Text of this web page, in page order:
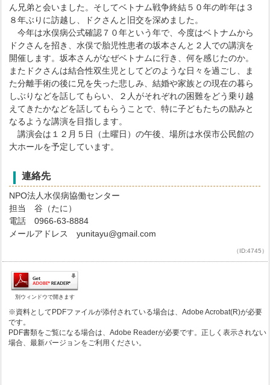
ん兄弟と会いました。そしてベトナム戦争終結５０年の昨年は３
８年ぶりに訪越し、ドクさんと旧交を深めました。
今年は水俣病公式確認７０年という年で、今度はベトナムから
ドクさんを招き、水俣で胎児性患者の坂本さんと２人での講演を
開催します。坂本さんがなぜベトナムに行き、何を感じたのか。
またドクさんは結合性双生児としてどのような日々を過ごし、ま
た分離手術の後に兄を失った悲しみ、結婚や家族との現在の暮ら
しぶりなどを話してもらい、２人がそれぞれの困難をどう乗り越
えてきたかなどを話してもらうことで、特に子どもたちの励みと
なるような講演を目指します。
講演会は１２月５日（土曜日）の午後、場所は水俣市公民館の
大ホールを予定しています。
連絡先
NPO法人水俣病協働センター
担当 谷（たに）
電話 0966-63-8884
メールアドレス yunitayu@gmail.com
（ID:4745）
別ウィンドウで開きます
※資料としてPDFファイルが添付されている場合は、Adobe Acrobat(R)が必要
です。
PDF書類をご覧になる場合は、Adobe Readerが必要です。正しく表示されない
場合、最新バージョンをご利用ください。